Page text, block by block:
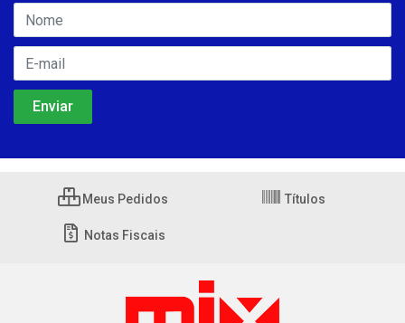
Meus Pedidos Títulos
Notas Fiscais